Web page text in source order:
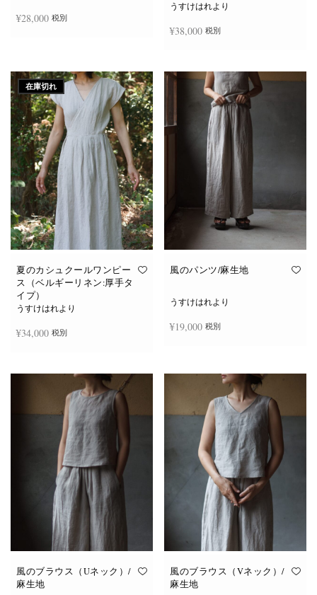
ら
選
択
で
き
ま
す
ら
選
択
で
き
ま
す
¥28,000 税別
うすけはれより
¥38,000 税別
在庫切れ
夏のカシュクールワンピー
ス（ベルギーリネン:厚手タ
イプ）
うすけはれより
¥34,000 税別
風のパンツ/麻生地
うすけはれより
¥19,000 税別
風のブラウス（Uネック）/
麻生地
風のブラウス（Vネック）/
麻生地